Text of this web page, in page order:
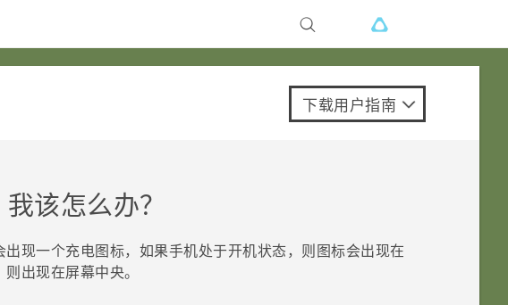
下载用户指南
该怎么办？
现一个充电图标，如果手机处于开机状态，则图标会出现在
出现在屏幕中央。